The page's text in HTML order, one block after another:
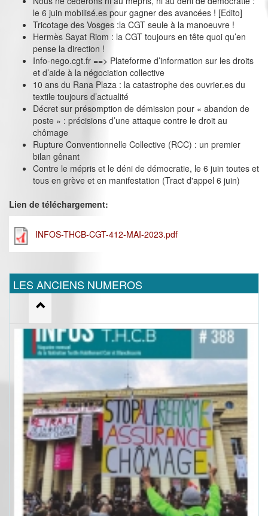
le 6 juin mobilisé.es pour gagner des avancées ! [Edito]
Tricotage des Vosges :la CGT seule à la manoeuvre !
Hermès Sayat Riom : la CGT toujours en tête quoi qu’en
pense la direction !
Info-nego.cgt.fr ==> Plateforme d’information sur les droits
et d’aide à la négociation collective
10 ans du Rana Plaza : la catastrophe des ouvrier.es du
textile toujours d’actualité
Décret sur présomption de démission pour « abandon de
poste » : précisions d’une attaque contre le droit au
chômage
Rupture Conventionnelle Collective (RCC) : un premier
bilan gênant
Contre le mépris et le déni de démocratie, le 6 juin toutes et
tous en grève et en manifestation (Tract d'appel 6 juin)
Lien de téléchargement:
INFOS-THCB-CGT-412-MAI-2023.pdf
LES ANCIENS NUMEROS